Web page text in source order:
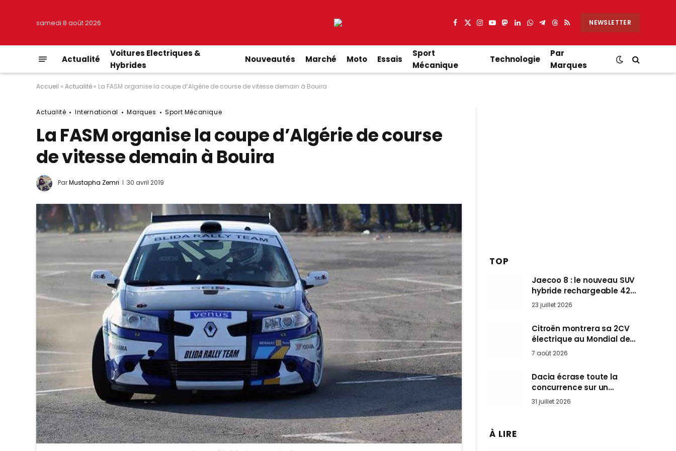
samedi 8 août 2026 Facebook
X
Instagram
YouTube
Mastodon
LinkedIn
WhatsApp
Partager
Telegram
Threads
RSS NEWSLETTER
Actualité
Voitures Electriques &
Hybrides
Nouveautés Marché Moto Essais
Sport
Mécanique
Technologie
Par
Marques
Accueil » Actualité » La FASM organise la coupe d’Algérie de course de vitesse demain à Bouira
Actualité International Marques Sport Mécanique
La FASM organise la coupe d’Algérie de course
de vitesse demain à Bouira
ParMustapha Zemri 30 avril 2019
TOP
Jaecoo 8 : le nouveau SUV
hybride rechargeable 428
ch qui vise l’Audi Q7 arrive
en Europe cet automne
23 juillet 2026
Citroën montrera sa 2CV
électrique au Mondial de
Paris pendant que BMW et
7 août 2026
Dacia écrase toute la
concurrence sur un
marché où personne ne
l’attendait
31 juillet 2026
À LIRE